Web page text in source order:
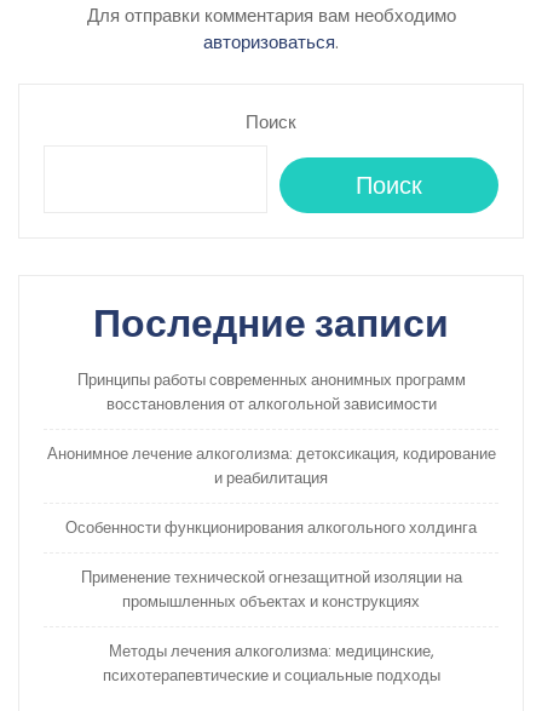
Для отправки комментария вам необходимо
авторизоваться.
Поиск
Поиск
Последние записи
Принципы работы современных анонимных программ
восстановления от алкогольной зависимости
Анонимное лечение алкоголизма: детоксикация, кодирование
и реабилитация
Особенности функционирования алкогольного холдинга
Применение технической огнезащитной изоляции на
промышленных объектах и конструкциях
Методы лечения алкоголизма: медицинские,
психотерапевтические и социальные подходы